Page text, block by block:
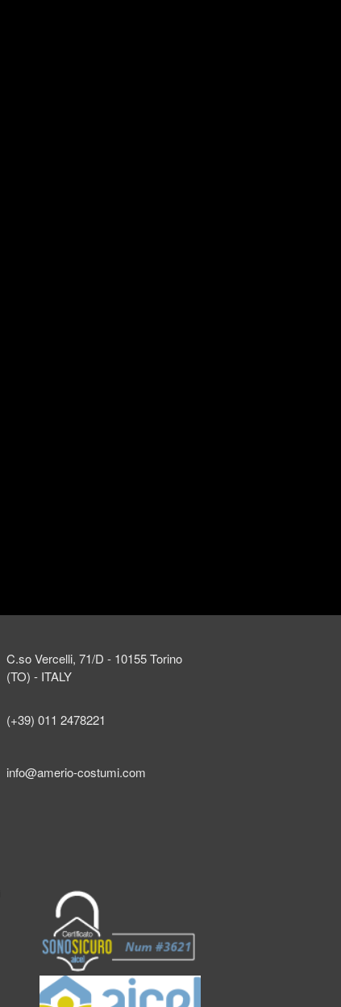
C.so Vercelli, 71/D - 10155 Torino
(TO) - ITALY
(+39) 011 2478221
info@amerio-costumi.com